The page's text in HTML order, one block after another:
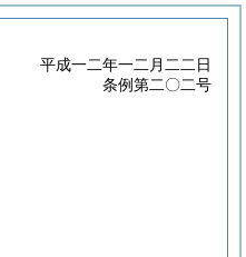
平成一二年一二月二二日
条例第二〇二号